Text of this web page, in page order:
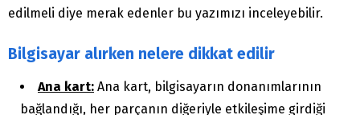
edilmeli diye merak edenler bu yazımızı inceleyebilir.
Bilgisayar alırken nelere dikkat edilir
Ana kart: Ana kart, bilgisayarın donanımlarının
bağlandığı, her parçanın diğeriyle etkileşime girdiği